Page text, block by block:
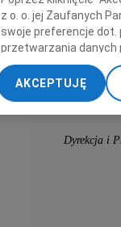
Dyrekcja i
z o. o. jej Zaufanych
swoje preferencje dot.
przetwarzania danych
„Ustawienia
My, nasi Zaufani
dokładnych danych
Przechowywanie
treści, badnie
AKCEPTUJĘ